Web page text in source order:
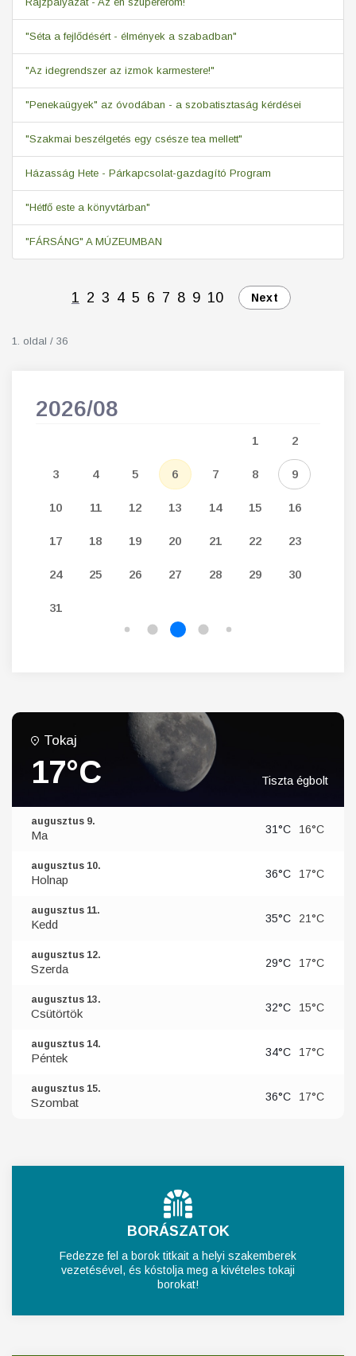
"Séta a fejlődésért - élmények a szabadban"
"Az idegrendszer az izmok karmestere!"
"Penekaügyek" az óvodában - a szobatisztaság kérdései
"Szakmai beszélgetés egy csésze tea mellett"
Házasság Hete - Párkapcsolat-gazdagító Program
"Hétfő este a könyvtárban"
"FÁRSÁNG" A MÚZEUMBAN
1 2 3 4 5 6 7 8 9 10 Next
1. oldal / 36
2026/08
1 2
3 4 5 6 7 8 9
10 11 12 13 14 15 16
17 18 19 20 21 22 23
24 25 26 27 28 29 30
31
Tokaj
17°C Tiszta égbolt
augusztus 9.
Ma 31°C 16°C
augusztus 10.
Holnap 36°C 17°C
augusztus 11.
Kedd 35°C 21°C
augusztus 12.
Szerda 29°C 17°C
augusztus 13.
Csütörtök 32°C 15°C
augusztus 14.
Péntek 34°C 17°C
augusztus 15.
Szombat 36°C 17°C
BORÁSZATOK
Fedezze fel a borok titkait a helyi szakemberek
vezetésével, és kóstolja meg a kivételes tokaji
borokat!